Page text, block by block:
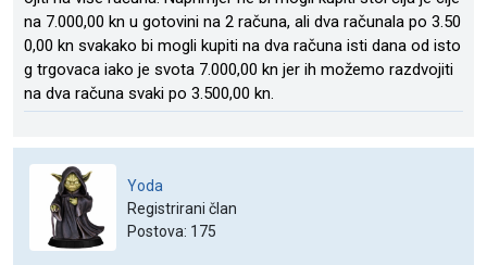
na 7.000,00 kn u gotovini na 2 računa, ali dva računala po 3.50
0,00 kn svakako bi mogli kupiti na dva računa isti dana od isto
g trgovaca iako je svota 7.000,00 kn jer ih možemo razdvojiti
na dva računa svaki po 3.500,00 kn.
Yoda
Registrirani član
Postova: 175